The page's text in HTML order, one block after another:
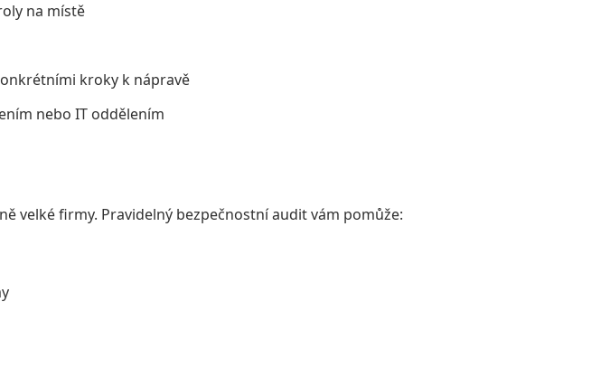
na místě
kroky k nápravě
nebo IT oddělením
velké firmy. Pravidelný bezpečnostní audit vám pomůže: